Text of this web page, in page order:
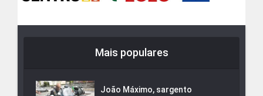
Mais populares
João Máximo, sargento